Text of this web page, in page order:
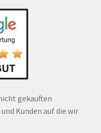
gekauften
Kunden auf die wir